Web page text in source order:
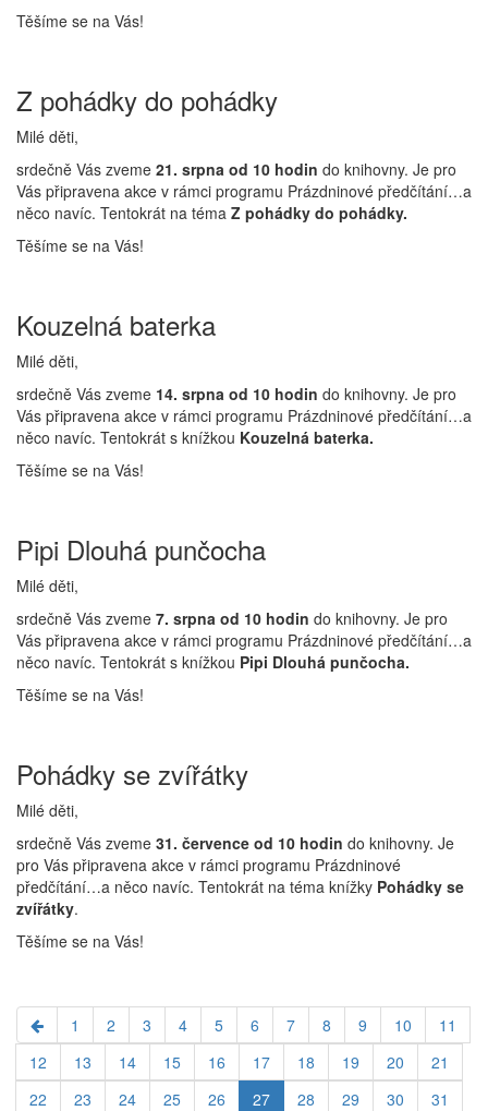
Těšíme se na Vás!
Z pohádky do pohádky
Milé děti,
srdečně Vás zveme 21. srpna od 10 hodin do knihovny. Je pro
Vás připravena akce v rámci programu Prázdninové předčítání…a
něco navíc. Tentokrát na téma Z pohádky do pohádky.
Těšíme se na Vás!
Kouzelná baterka
Milé děti,
srdečně Vás zveme 14. srpna od 10 hodin do knihovny. Je pro
Vás připravena akce v rámci programu Prázdninové předčítání…a
něco navíc. Tentokrát s knížkou Kouzelná baterka.
Těšíme se na Vás!
Pipi Dlouhá punčocha
Milé děti,
srdečně Vás zveme 7. srpna od 10 hodin do knihovny. Je pro
Vás připravena akce v rámci programu Prázdninové předčítání…a
něco navíc. Tentokrát s knížkou Pipi Dlouhá punčocha.
Těšíme se na Vás!
Pohádky se zvířátky
Milé děti,
srdečně Vás zveme 31. července od 10 hodin do knihovny. Je
pro Vás připravena akce v rámci programu Prázdninové
předčítání…a něco navíc. Tentokrát na téma knížky Pohádky se
zvířátky.
Těšíme se na Vás!
1 2 3 4 5 6 7 8 9 10
11
12
13 14 15 16 17 18 19 20
21
22
23 24 25 26 27 28 29 30
31